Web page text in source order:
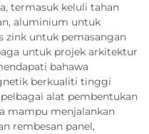
termasuk keluli tahan
aluminium untuk
zink untuk pemasangan
untuk projek arkitektur
bahawa
berkualiti tinggi
alat pembentukan
mampu menjalankan
rembesan panel,